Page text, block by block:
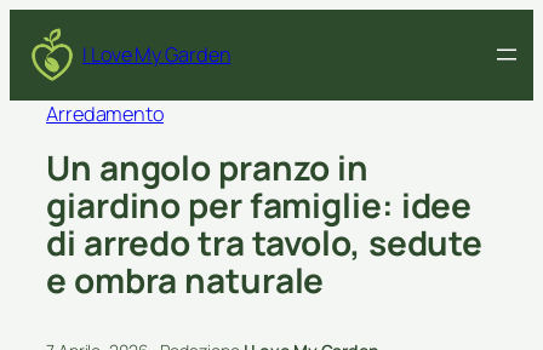
I Love My Garden
Arredamento
Un angolo pranzo in
giardino per famiglie: idee
di arredo tra tavolo, sedute
e ombra naturale